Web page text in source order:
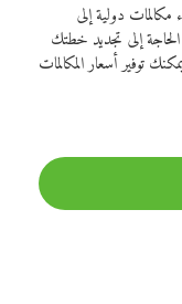
دولية إلى
إلى تجديد خطتك
توفير أسعار المكالمات